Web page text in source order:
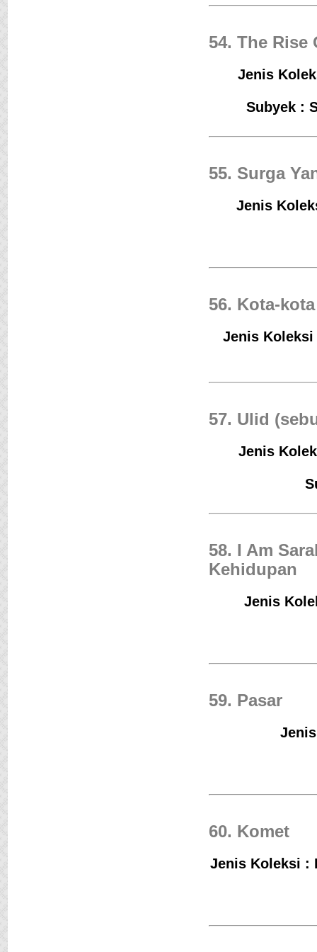
54. The Rise
Jenis
Subyek :
55. Surga
Jenis
56. Kota-
Jenis Koleksi
57. Ulid
Jenis
58. I Am
Kehidupan
Jenis
59. Pasar
60. Komet
Jenis Koleksi :